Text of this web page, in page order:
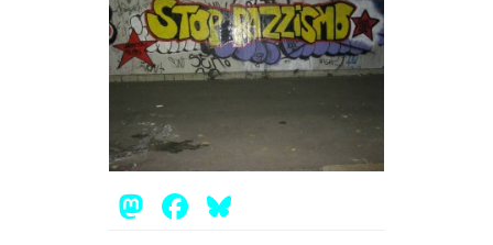
AREA
DEGENERAZIONE
GAZA FREESTYLE
CSOA LAMBRETTA
STUDENTI TSUNAMI
Mastodon
Facebook